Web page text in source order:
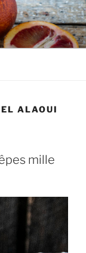
ALAOUI
mille